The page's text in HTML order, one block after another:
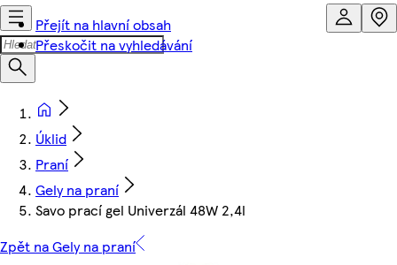
Přejít na hlavní obsah
Přeskočit na vyhledávání
Úklid
Praní
Gely na praní
Savo prací gel Univerzál 48W 2,4l
Zpět na Gely na praní